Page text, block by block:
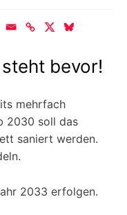
bevor!
mehrfach
2030 soll das
saniert werden.
2033 erfolgen.